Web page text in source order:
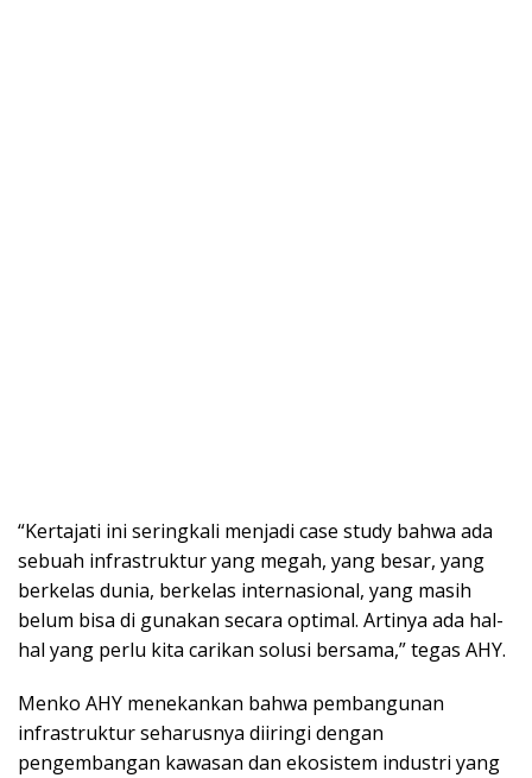
“Kertajati ini seringkali menjadi case study bahwa ada
sebuah infrastruktur yang megah, yang besar, yang
berkelas dunia, berkelas internasional, yang masih
belum bisa di gunakan secara optimal. Artinya ada hal-
hal yang perlu kita carikan solusi bersama,” tegas AHY.
Menko AHY menekankan bahwa pembangunan
infrastruktur seharusnya diiringi dengan
pengembangan kawasan dan ekosistem industri yang